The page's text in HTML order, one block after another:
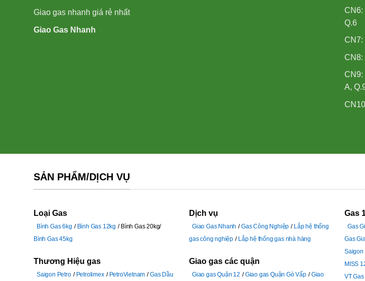
Giao gas nhanh giá rẻ nhất
Giao Gas Nhanh
CN6:
Q.6
CN7:
CN8:
CN9:
A,
SẢN PHẨM/DỊCH VỤ
Loại Gas
Bình Gas 6kg Bình Gas 12kg
Bình Gas 20kg
Bình Gas 45kg
Thương Hiệu gas
Saigon Petro Petrolimex PetroVietnam
Gas Dầu
Dịch vụ
Giao Gas Nhanh Gas Công Nghiệp
Lắp hệ thống
gas công nghiệp
Lắp hệ thống gas nhà hàng
Giao gas các quận
Giao gas Quận 12 Giao gas Quận Gò Vấp
Giao
Gas
Gas
Gas
Saigon
MISS
VT Gas